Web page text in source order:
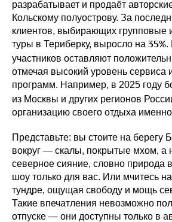
разрабатывает и продаёт
Кольскому полуострову. За
клиентов, выбирающих групповые
туры в Териберку, выросло на 35%.
участников оставляют
отмечая высокий уровень сервиса
программ. Например, в 2025 году
из Москвы и других регионов
организацию своего отдыха
Представьте: вы стоите на берегу
вокруг — скалы, покрытые мхом, а
северное сияние, словно природа
шоу только для вас. Или мчитесь
тундре, ощущая свободу и мощь
Такие впечатления невозможно
отпуске — они доступны только в